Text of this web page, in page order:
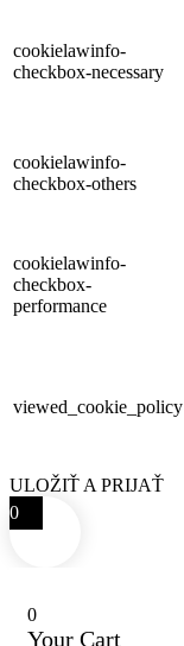
cookielawinfo-
checkbox-necessary
cookielawinfo-
checkbox-others
cookielawinfo-
checkbox-
performance
viewed_cookie_policy
ULOŽIŤ A PRIJAŤ
0
0
Your Cart